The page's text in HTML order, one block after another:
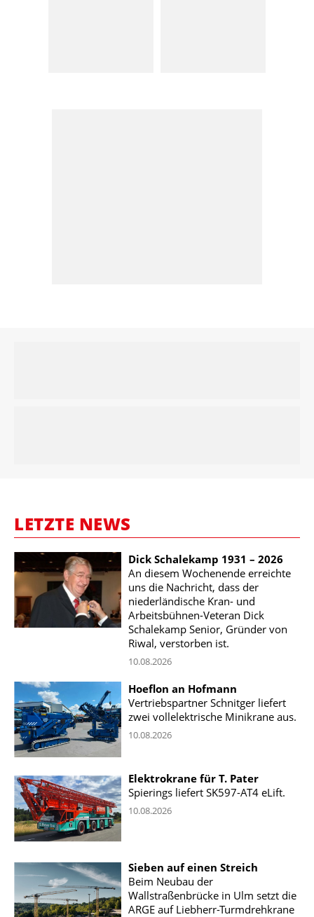
LETZTE NEWS
Dick Schalekamp 1931 – 2026
An diesem Wochenende erreichte
uns die Nachricht, dass der
niederländische Kran- und
Arbeitsbühnen-Veteran Dick
Schalekamp Senior, Gründer von
Riwal, verstorben ist.
10.08.2026
Hoeflon an Hofmann
Vertriebspartner Schnitger liefert
zwei vollelektrische Minikrane aus.
10.08.2026
Elektrokrane für T. Pater
Spierings liefert SK597-AT4 eLift.
10.08.2026
Sieben auf einen Streich
Beim Neubau der
Wallstraßenbrücke in Ulm setzt die
ARGE auf Liebherr-Turmdrehkrane